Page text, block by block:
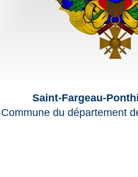
Saint-Fargeau-
Commune du département